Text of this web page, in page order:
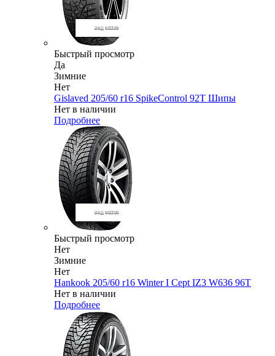
Быстрый просмотр
Да
Зимние
Нет
Gislaved 205/60 r16 SpikeControl 92T Шипы
Нет в наличии
Подробнее
Быстрый просмотр
Нет
Зимние
Нет
Hankook 205/60 r16 Winter I Cept IZ3 W636 96T
Нет в наличии
Подробнее